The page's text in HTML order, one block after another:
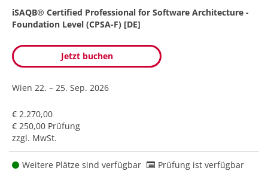
iSAQB® Certified Professional for Software Architecture -
Foundation Level (CPSA-F) [DE]
Jetzt buchen
Wien 22. – 25. Sep. 2026
€ 2.270,00
€ 250,00 Prüfung
zzgl. MwSt.
Weitere Plätze sind verfügbar Prüfung ist verfügbar